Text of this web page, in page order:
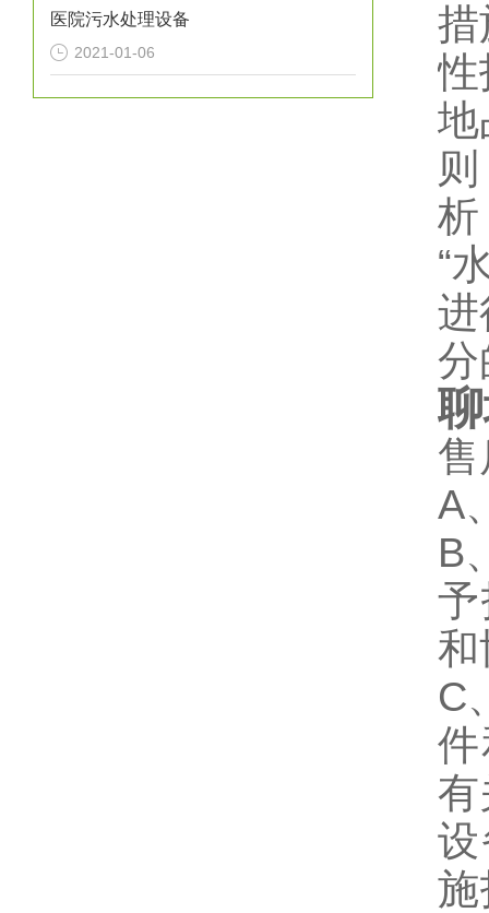
医院污水处理设备
2021-01-06
措
性
地
析
“
进
分
A
B
和
C